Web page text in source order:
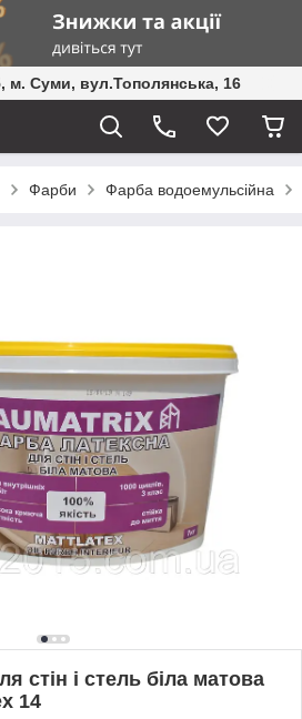
м. Суми, вул.Тополянська, 16
Фарби Фарба водоемульсійна
стін і стель біла матова
14